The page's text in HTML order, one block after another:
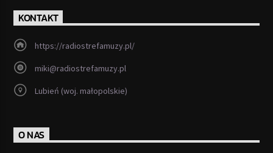
KONTAKT
https://radiostrefamuzy.pl/
miki@radiostrefamuzy.pl
Lubień (woj. małopolskie)
O NAS